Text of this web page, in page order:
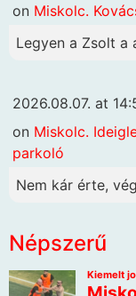
on Miskolc.
Legyen a Zsolt a
2026.08.07. at
on Miskolc.
parkoló
Nem kár érte,
Népszerű